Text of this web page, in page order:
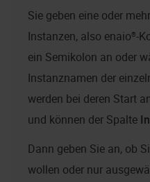
Sie geben eine oder
Instanzen, also enaio®-
ein Semikolon an oder
Instanznamen der
werden bei deren Start
und können der Spalte
Dann geben Sie an, ob
wollen oder nur